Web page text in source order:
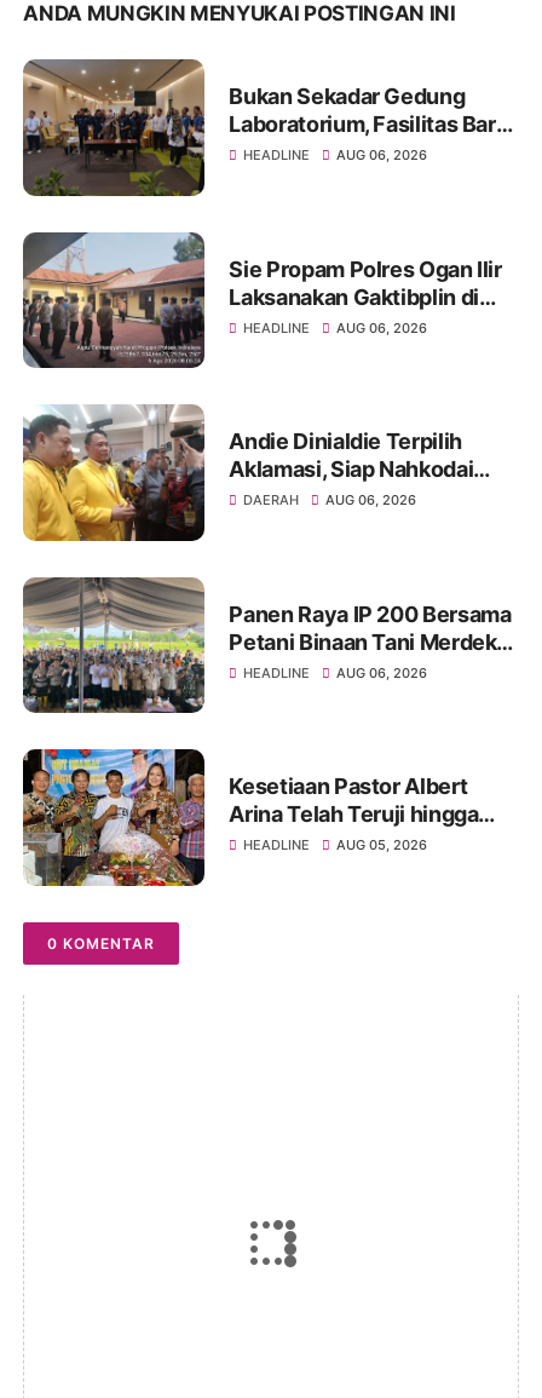
ANDA MUNGKIN MENYUKAI POSTINGAN INI
Bukan Sekadar Gedung
Laboratorium, Fasilitas Baru
di Jakabaring Akan Perkuat
HEADLINE AUG 06, 2026
Sie Propam Polres Ogan Ilir
Laksanakan Gaktibplin di
Polsek Indralaya, Tingkatkan
HEADLINE AUG 06, 2026
Andie Dinialdie Terpilih
Aklamasi, Siap Nahkodai
Golkar Sumsel dengan
DAERAH AUG 06, 2026
Panen Raya IP 200 Bersama
Petani Binaan Tani Merdeka
Indonesia Ogan Ilir
HEADLINE AUG 06, 2026
Kesetiaan Pastor Albert
Arina Telah Teruji hingga
Pesta Perak Imamat ke 28
HEADLINE AUG 05, 2026
0 KOMENTAR